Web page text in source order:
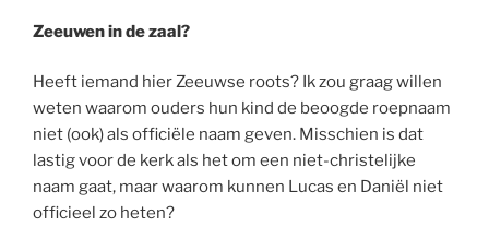
Zeeuwen in de zaal?
Heeft iemand hier Zeeuwse roots? Ik zou graag willen
weten waarom ouders hun kind de beoogde roepnaam
niet (ook) als officiële naam geven. Misschien is dat
lastig voor de kerk als het om een niet-christelijke
naam gaat, maar waarom kunnen Lucas en Daniël niet
officieel zo heten?